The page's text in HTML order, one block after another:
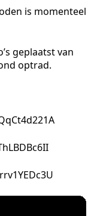
is momenteel
geplaatst van
optrad.